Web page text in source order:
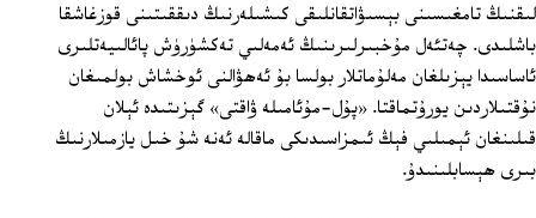
لىقنىڭ تامغىسىنى بېسىۋاتقانلىقى كىشىلەرنىڭ دىققىتىنى قوزغاشقا
باشلىدى. چەتئەل مۇخبىرلىرىنىڭ ئەمەلىي تەكشۈرۈش پائالىيەتلىرى
ئاساسىدا يېزىلغان مەلۇماتلار بولسا بۇ ئەھۋالنى ئوخشاش بولمىغان
نۇقتىلاردىن يورۇتماقتا. «پۇل-مۇئامىلە ۋاقتى» گېزىتىدە ئېلان
قىلىنغان ئېمىلىي فېڭ ئىمزاسىدىكى ماقالە ئەنە شۇ خىل يازمىلارنىڭ
بىرى ھېسابلىنىدۇ.